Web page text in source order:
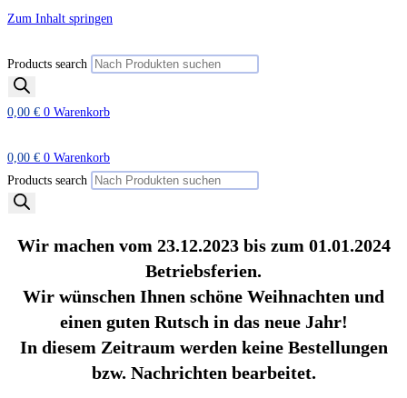
Zum Inhalt springen
Products search
0,00 € 0 Warenkorb
0,00 € 0 Warenkorb
Products search
Wir machen vom 23.12.2023 bis zum 01.01.2024
Betriebsferien.
Wir wünschen Ihnen schöne Weihnachten und
einen guten Rutsch in das neue Jahr!
In diesem Zeitraum werden keine Bestellungen
bzw. Nachrichten bearbeitet.